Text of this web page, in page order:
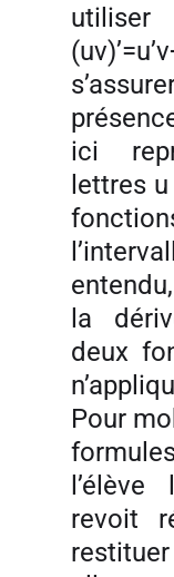
ici
lettres
la
deux
Pour
revoit